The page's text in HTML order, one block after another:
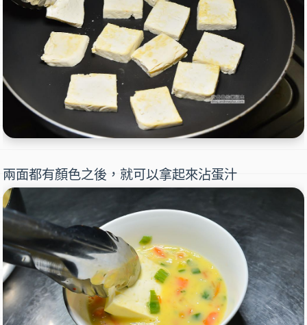
兩面都有顏色之後，就可以拿起來沾蛋汁